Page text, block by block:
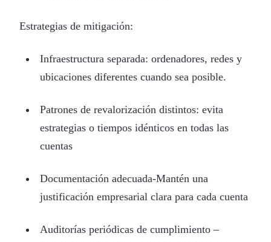
Estrategias de mitigación:
Infraestructura separada: ordenadores, redes y
ubicaciones diferentes cuando sea posible.
Patrones de revalorización distintos: evita
estrategias o tiempos idénticos en todas las
cuentas
Documentación adecuada-Mantén una
justificación empresarial clara para cada cuenta
Auditorías periódicas de cumplimiento –